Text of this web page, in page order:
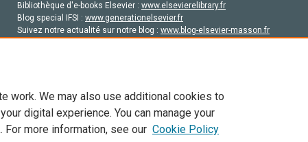
Bibliothèque d'e-books Elsevier : www.elsevierelibrary.fr
Blog special IFSI : www.generationelsevier.fr
Suivez notre actualité sur notre blog : www.blog-elsevier-masson.fr
ses concédants de licence et ses contributeurs. Tout les droits sont réservés,
work. We may also use additional cookies to
digital experience. You can manage your
For more information, see our Cookie Policy